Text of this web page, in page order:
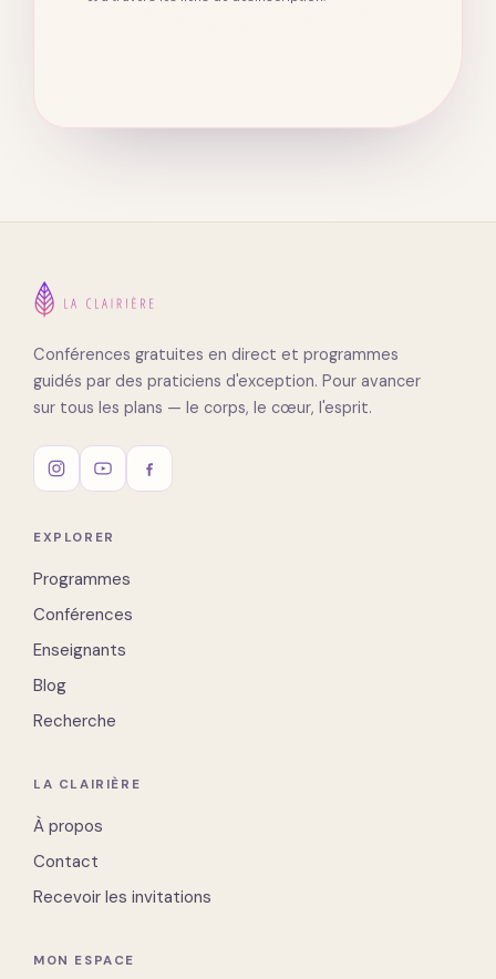
Conférences gratuites en direct et programmes
guidés par des praticiens d'exception. Pour avancer
sur tous les plans — le corps, le cœur, l'esprit.
EXPLORER
Programmes
Conférences
Enseignants
Blog
Recherche
LA CLAIRIÈRE
À propos
Contact
Recevoir les invitations
MON ESPACE